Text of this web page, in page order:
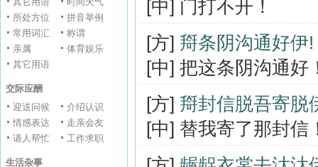
所处方位
拼音举例
常用词汇
称谓
亲属
体育娱乐
其它用语
交际应酬
迎送问候
介绍认识
情感表达
走亲会友
请人帮忙
工作求职
生活杂事
[中] 门打不开！
[方] 搿条阴沟通好伊!
[中] 把这条阴沟通好
[方] 搿封信脱吾寄脱
[中] 替我寄了那封信